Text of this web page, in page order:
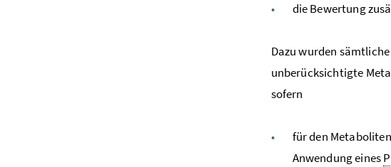
die Bewertung
Dazu wurden
unberücksichtigte
sofern
für den
Anwendung eines